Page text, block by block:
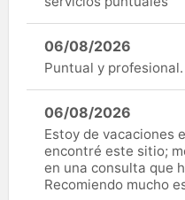
06/08/2026
Puntual y profesional.
06/08/2026
Estoy de vacaciones
encontré este sitio;
en una consulta que
Recomiendo mucho